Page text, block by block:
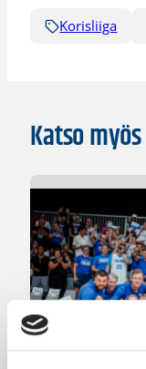
Korisliiga
Katso myös